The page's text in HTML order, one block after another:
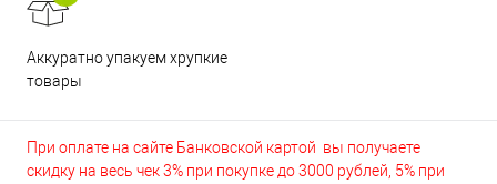
Аккуратно упакуем хрупкие
товары
При оплате на сайте Банковской картой вы получаете
скидку на весь чек 3% при покупке до 3000 рублей, 5% при